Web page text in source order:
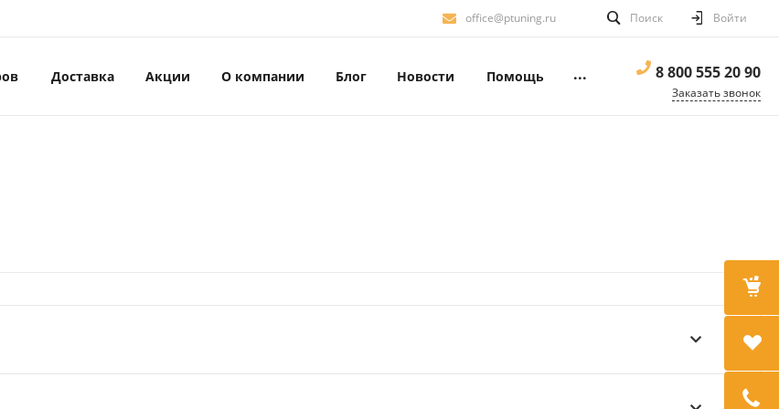
office@ptuning.ru Поиск Войти
Доставка Акции О компании Блог Новости Помощь ... 8 800 555 20 90
Заказать звонок